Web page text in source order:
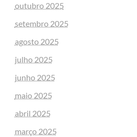
outubro 2025
setembro 2025
agosto 2025
julho 2025
junho 2025
maio 2025
abril 2025
março 2025